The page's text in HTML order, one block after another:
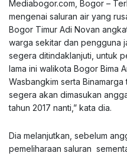
Mediabogor.com, Bogor –
mengenai saluran air yang
Bogor Timur Adi Novan
warga sekitar dan pengguna
segera ditindaklanjuti, untuk
lama ini walikota Bogor Bima
Wasbangkim serta
segera akan dimasukan
tahun 2017 nanti,” kata dia.
Dia melanjutkan, sebelum
pemeliharaan saluran